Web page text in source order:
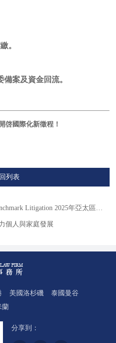
。
案及資金回流。
啓國際化新徵程！
列表
Litigation 2025年亞太區爭議解決榜單
個人與家庭發展
美國洛杉磯
泰國曼谷
蘭
分享到：